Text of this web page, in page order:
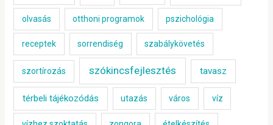
olvasás otthoni programok pszichológia
receptek sorrendiség szabálykövetés
szortírozás szókincsfejlesztés tavasz
térbeli tájékozódás utazás város víz